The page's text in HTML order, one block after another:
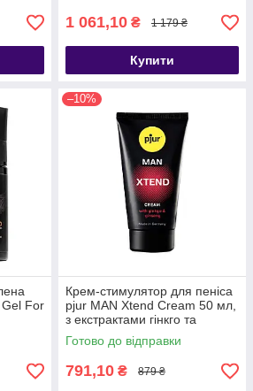
1 061,10 ₴ 1 179 ₴
Купити
For
–10%
Крем-стимулятор для пеніса
pjur MAN Xtend Cream 50 мл,
з екстрактами гінкго та
женьшеню - PJ12900
Готово до відправки
791,10 ₴ 879 ₴